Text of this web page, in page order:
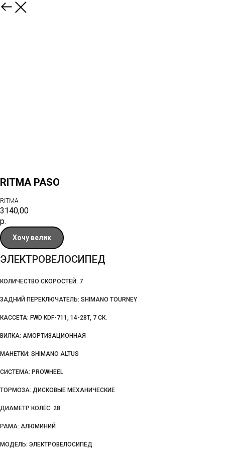
RITMA PASO
RITMA
3140,00
р.
Хочу велик
ЭЛЕКТРОВЕЛОСИПЕД
КОЛИЧЕСТВО СКОРОСТЕЙ: 7
ЗАДНИЙ ПЕРЕКЛЮЧАТЕЛЬ: SHIMANO TOURNEY
КАССЕТА: FWD KDF-711, 14-28T, 7 СК.
ВИЛКА: АМОРТИЗАЦИОННАЯ
МАНЕТКИ: SHIMANO ALTUS
СИСТЕМА: PROWHEEL
ТОРМОЗА: ДИСКОВЫЕ МЕХАНИЧЕСКИЕ
ДИАМЕТР КОЛЁС: 28
РАМА: АЛЮМИНИЙ
МОДЕЛЬ: ЭЛЕКТРОВЕЛОСИПЕД